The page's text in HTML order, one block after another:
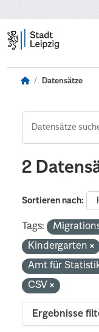
Datensätze
2
Sortieren nach
Tags:
Kindergarten
Amt für
CSV
Ergebnisse